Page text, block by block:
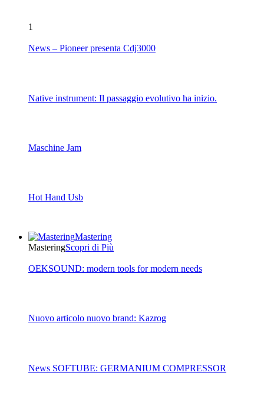
1
News – Pioneer presenta Cdj3000
Native instrument: Il passaggio evolutivo ha inizio.
Maschine Jam
Hot Hand Usb
Mastering
MasteringScopri di Più
OEKSOUND: modern tools for modern needs
Nuovo articolo nuovo brand: Kazrog
News SOFTUBE: GERMANIUM COMPRESSOR